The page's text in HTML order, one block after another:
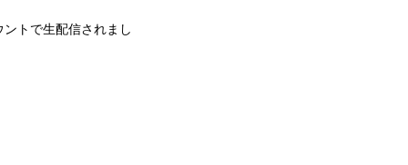
トで生配信されまし